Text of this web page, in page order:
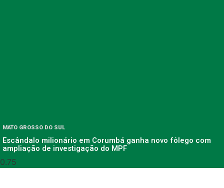
MATO GROSSO DO SUL
Escândalo milionário em Corumbá ganha novo fôlego com
ampliação de investigação do MPF